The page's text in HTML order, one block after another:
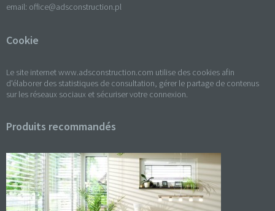
email: office@adsconstruction.pl
Cookie
Le site internet www.adsconstruction.com utilise des cookies afin
d'élaborer des statistiques de consultation, gérer le partage de contenus
sur les réseaux sociaux et sécuriser votre connexion.
Produits recommandés